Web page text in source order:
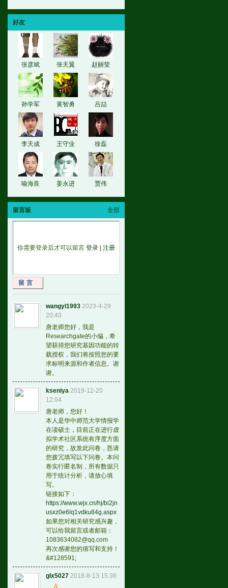
好友
张彦斌 张天翼 赵丽莹
孙学军 黄智勇 吕喆
李天成 王守业 徐磊
喻海良 姜永进 贾伟
留言板 全部
你需要登录后才可以留言 登录 注册
留言
wangyl1993 2023-4-29
20:40
唐老师您好，我是
Researchgate的小编，希
望获得您研究基因功能的转
载授权，我们将按照您的要
求标明来源和作者信息。谢
谢。
kseniya 2019-12-20
12:04
唐老师，您好！
本人是华中师范大学情报学
在读硕士，目前正在进行虚
拟学术社区系统有序度方面
的研究，故发此问卷，恳请
您拨冗填写以下问卷。本问
卷实行匿名制，所有数据只
用于统计分析，请放心填
写。
链接如下：
https://www.wjx.cn/hj/bi2jn
usxz0e6lq1vdku84g.aspx
如果您对相关研究感兴趣，
可以给我留言或者邮箱：
1083634082@qq.com
再次感谢您的填写和支持！
&#128591;
glx5027 2018-8-13 15:36